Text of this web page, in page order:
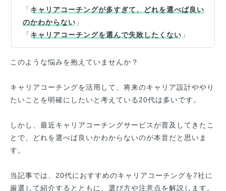
「 キャリアコーチングが多すぎて、どれを選べば良い
のかわからない 」
「 キャリアコーチングを選んで失敗したくない 」
このような悩みを抱えていませんか？
キャリアコーチングを活用して、将来のキャリア設計ややり
たいことを明確にしたいと考えている20代は多いです。
しかし、最近キャリアコーチングサービスが普及してきたこ
とで、どれを選べば良いかわからないのが本音だと思いま
す。
当記事では、20代におすすめのキャリアコーチングを7社に
厳選して紹介するとともに、選び方や注意点を解説します。